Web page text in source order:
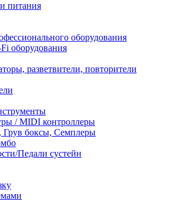
питания
оборудования
оборудования
разветвители, повторители
/ MIDI контроллеры
боксы, Семплеры
Педали сустейн